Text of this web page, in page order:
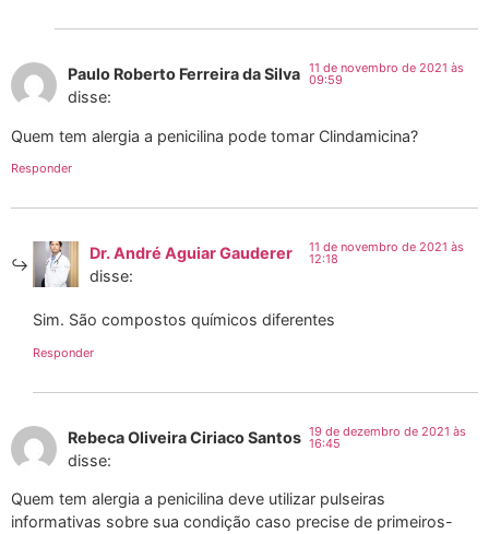
Paulo Roberto Ferreira da Silva
disse:
11 de novembro de 2021 às
09:59
Quem tem alergia a penicilina pode tomar Clindamicina?
Responder
Dr. André Aguiar Gauderer
disse:
11 de novembro de 2021 às
12:18
Sim. São compostos químicos diferentes
Responder
Rebeca Oliveira Ciriaco Santos
disse:
19 de dezembro de 2021 às
16:45
Quem tem alergia a penicilina deve utilizar pulseiras
informativas sobre sua condição caso precise de primeiros-